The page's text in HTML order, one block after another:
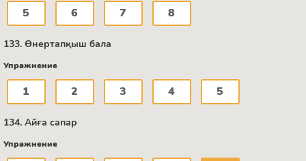
5 6 7 8
133. Өнертапқыш бала
Упражнение
1 2 3 4 5
134. Айға сапар
Упражнение